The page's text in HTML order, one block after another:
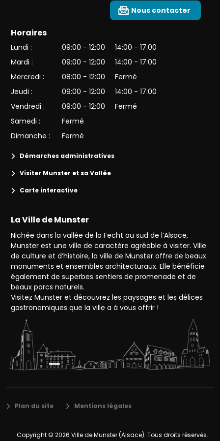
Nous contacter
Horaires
Lundi : 09:00 - 12:00
14:00 - 17:00
Mardi :
09:00 - 12:00
14:00 - 17:00
Mercredi :
08:00 - 12:00
Fermé
Jeudi :
09:00 - 12:00
14:00 - 17:00
Vendredi :
09:00 - 12:00
Fermé
Samedi :
Fermé
Dimanche :
Fermé
Démarches administratives
Visiter Munster et sa Vallée
Carte interactive
La Ville de Munster
Nichée dans la vallée de la Fecht au sud de l’Alsace,
Munster est une ville de caractère agréable à visiter. Ville
de culture et d’histoire, la ville de Munster offre de beaux
monuments et ensembles architecturaux. Elle bénéficie
également de superbes sentiers de promenade et de
beaux parcs naturels.
Visitez Munster et découvrez les paysages et les délices
gastronomiques que la ville a à vous offrir !
Plan du site Mentions légales
Copyright © 2026 Ville de Munster (Alsace). Tous droits réservés.